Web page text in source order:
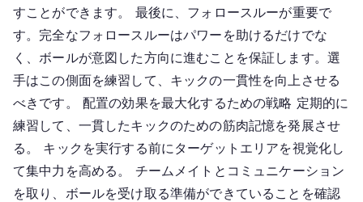
すことができます。 最後に、フォロースルーが重要で
す。完全なフォロースルーはパワーを助けるだけでな
く、ボールが意図した方向に進むことを保証します。選
手はこの側面を練習して、キックの一貫性を向上させる
べきです。 配置の効果を最大化するための戦略 定期的に
練習して、一貫したキックのための筋肉記憶を発展させ
る。 キックを実行する前にターゲットエリアを視覚化し
て集中力を高める。 チームメイトとコミュニケーション
を取り、ボールを受け取る準備ができていることを確認